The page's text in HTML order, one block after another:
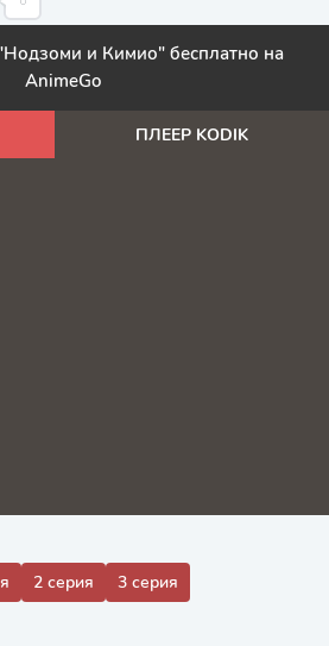
и Кимио" бесплатно на
AnimeGo
ПЛЕЕР KODIK
2 серия 3 серия